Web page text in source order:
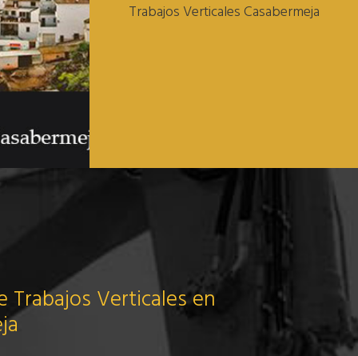
Trabajos Verticales Casabermeja
Trabajos Verticales en